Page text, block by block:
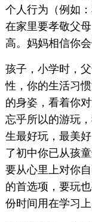
个人行为（例如
在家里要孝敬父
高。妈妈相信你
孩子，小学时，
性，你的生活习
的身姿，看着你
忘乎所以的游玩
生最好玩，最美
了初中你已从孩
要从心里上对你
的首选项，要玩
份时间用在学